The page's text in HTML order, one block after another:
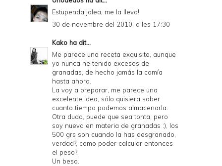
Estupenda jalea, me la llevo!
30 de novembre del 2010, a les 17:30
Kako ha dit...
Me parece una receta exquisita, aunque
yo nunca he tenido excesos de
granadas, de hecho jamás la comía
hasta ahora.
La voy a preparar, me parece una
excelente idea, sólo quisiera saber
cuanto tiempo podemos almacenarla.
Otra duda, puede que sea tonta, pero
soy nueva en materia de granadas :), los
500 grs son cuando la has desgranado,
verdad?, como poder calcular entonces
el peso?
Un beso.